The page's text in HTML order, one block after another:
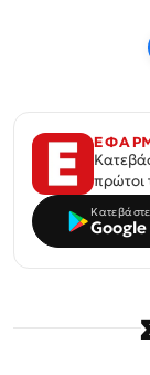
πρώτοι